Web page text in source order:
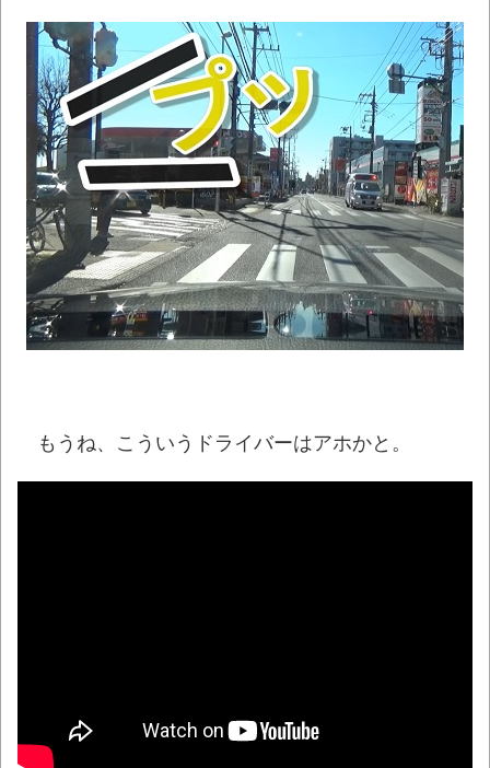
が累計1万3600件超え 目撃情報は「関東」が
最多NEW!
結局 男も女もよく笑う奴がモテるんだよ
NEW!
中居正広さん、ひそかに◯◯してい
た・・・NEW!
Uber配達員からのお願いNEW!
積水ハウス「地面師に55億円騙し取られ
た…」 ワイ「はえーかわいそう…会社滅茶苦茶
やろなぁ」NEW!
【徹底議論】近代日本史で最も取り返しの
【動画】熊本地震発生時の手術室の様子が
公開される
もうね、こういうドライバーはアホかと。